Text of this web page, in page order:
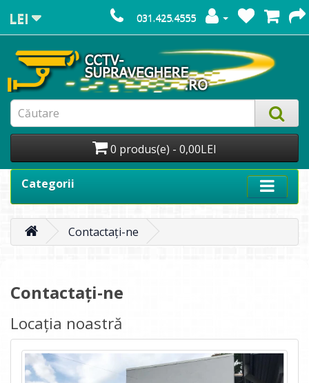
LEI 031.425.4555
0 produs(e) - 0,00LEI
Categorii
Contactați-ne
Contactați-ne
Locația noastră